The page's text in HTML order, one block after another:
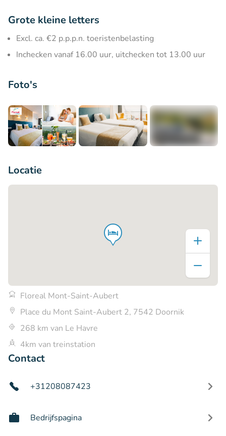
Grote kleine letters
Excl. ca. €2 p.p.p.n. toeristenbelasting
Inchecken vanaf 16.00 uur, uitchecken tot 13.00 uur
Foto's
Locatie
Floreal Mont-Saint-Aubert
Place du Mont Saint-Aubert 2, 7542 Doornik
268 km van Le Havre
4km van treinstation
Contact
+31208087423
Bedrijfspagina